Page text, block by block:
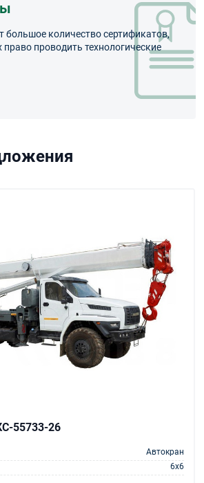
большое количество сертификатов,
проводить технологические
55733-26
Автокран
6х6